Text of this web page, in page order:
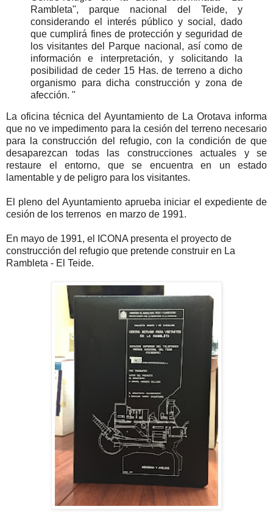
Rambleta", parque nacional del Teide, y
considerando el interés público y social, dado
que cumplirá fines de protección y seguridad de
los visitantes del Parque nacional, así como de
información e interpretación, y solicitando la
posibilidad de ceder 15 Has. de terreno a dicho
organismo para dicha construcción y zona de
afección. "
La oficina técnica del Ayuntamiento de La Orotava informa
que no ve impedimento para la cesión del terreno necesario
para la construcción del refugio, con la condición de que
desaparezcan todas las construcciones actuales y se
restaure el entorno, que se encuentra en un estado
lamentable y de peligro para los visitantes.
El pleno del Ayuntamiento aprueba iniciar el expediente de
cesión de los terrenos en marzo de 1991.
En mayo de 1991, el ICONA presenta el proyecto de
construcción del refugio que pretende construir en La
Rambleta - El Teide.